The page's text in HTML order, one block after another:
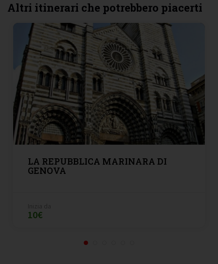
Altri itinerari che potrebbero piacerti
LA REPUBBLICA MARINARA DI
GENOVA
10€